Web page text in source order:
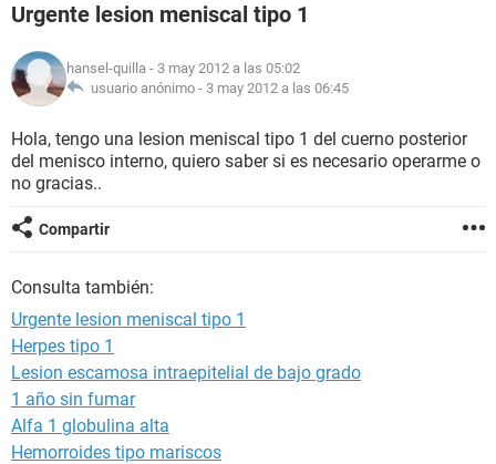
FAMILIA
NUTRICIÓN
BIENESTAR
Urgente lesion meniscal tipo 1
hansel-quilla - 3 may 2012 a las 05:02
usuario anónimo - 3 may 2012 a las 06:45
Hola, tengo una lesion meniscal tipo 1 del cuerno posterior
del menisco interno, quiero saber si es necesario operarme o
no gracias..
Compartir
Consulta también:
Urgente lesion meniscal tipo 1
Herpes tipo 1
Lesion escamosa intraepitelial de bajo grado
1 año sin fumar
Alfa 1 globulina alta
Hemorroides tipo mariscos